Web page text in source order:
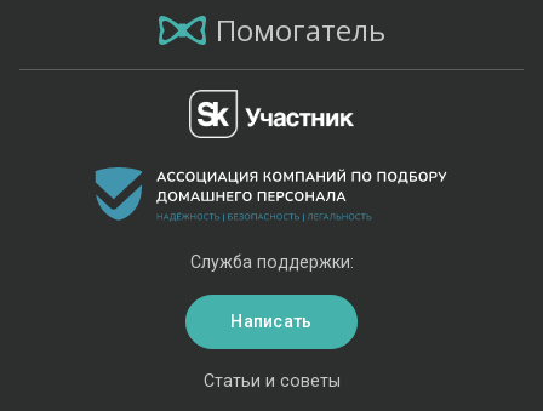
Помогатель
Статьи и советы
Служба поддержки:
Написать